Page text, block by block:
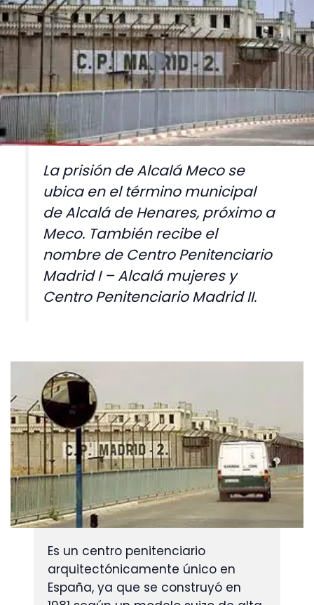
La prisión de Alcalá Meco se
ubica en el término municipal
de Alcalá de Henares, próximo a
Meco. También recibe el
nombre de Centro Penitenciario
Madrid I – Alcalá mujeres y
Centro Penitenciario Madrid II.
Es un centro penitenciario
arquitectónicamente único en
España, ya que se construyó en